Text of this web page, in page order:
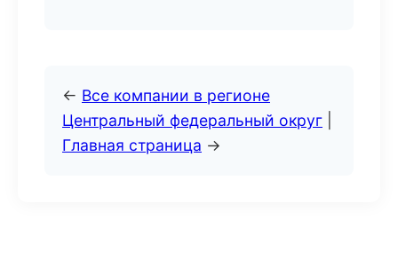
← Все компании в регионе
Центральный федеральный округ
Главная страница →